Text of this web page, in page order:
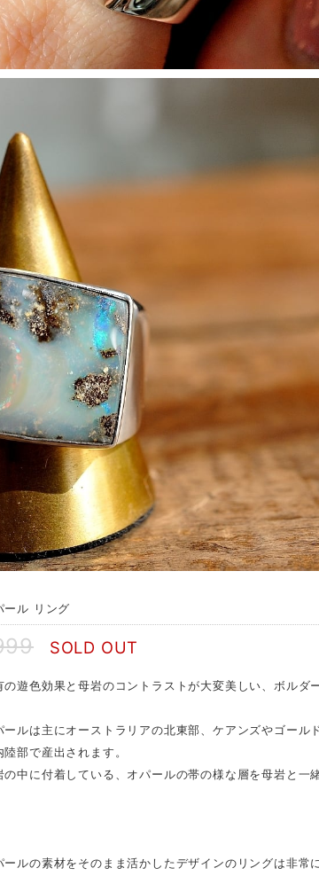
ール リング
SOLD OUT
の遊色効果と母岩のコントラストが大変美しい、ボルダ
ールは主にオーストラリアの北東部、ケアンズやゴール
部で産出されます。
の中に付着している、オパールの帯の様な層を母岩と一
ールの素材をそのまま活かしたデザインのリングは非常